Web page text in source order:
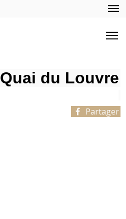
Quai du Louvre
Partager